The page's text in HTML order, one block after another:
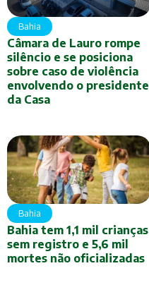
Bahia
Câmara de Lauro rompe
silêncio e se posiciona
sobre caso de violência
envolvendo o presidente
da Casa
Bahia
Bahia tem 1,1 mil crianças
sem registro e 5,6 mil
mortes não oficializadas